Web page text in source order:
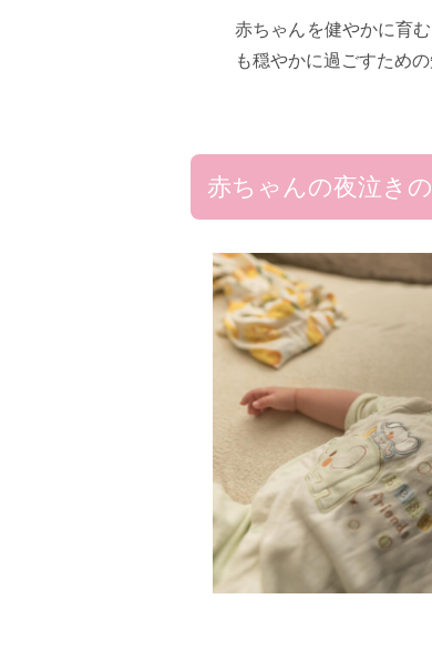
赤ちゃんを健やかに育
も穏やかに過ごすため
赤ちゃんの夜泣き